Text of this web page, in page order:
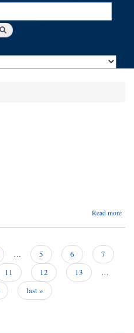
Read more
… 5 6
7
11 12 13
…
last »